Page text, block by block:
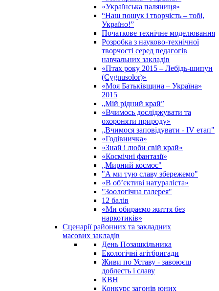
«Українська паляниця»
“Наш пошук і творчість – тобі,
Україно!”
Початкове технічне моделювання
Розробка з науково-технічної
творчості серед педагогів
навчальних закладів
«Птах року 2015 – Лебідь-шипун
(Cygnusolor)»
«Моя Батьківщина – Україна»
2015
„Мій рідний край”
«Вчимось досліджувати та
охороняти природу»
„Вчимося заповідувати - ІV етап"
«Годівничка»
«Знай і люби свій край»
«Космічні фантазії»
„Мирний космос"
"А ми тую славу збережемо"
«В об’єктиві натураліста»
"Зоологічна галерея"
12 балів
«Ми обираємо життя без
наркотиків»
Сценарії районних та закладних
масових закладів
День Позашкільника
Екологічні агітбригади
Живи по Уставу - завоюєш
доблесть і славу
КВН
Конкурс загонів юних